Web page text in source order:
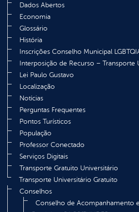
Dados Abertos
Economia
Glossário
História
Inscrições Conselho Municipal
Interposição de Recurso – Transporte
Lei Paulo Gustavo
Localização
Notícias
Perguntas Frequentes
Pontos Turísticos
População
Professor Conectado
Serviços Digitais
Transporte Gratuito Universitário
Transporte Universitário Gratuito
Conselhos
Conselho de Acompanhamento